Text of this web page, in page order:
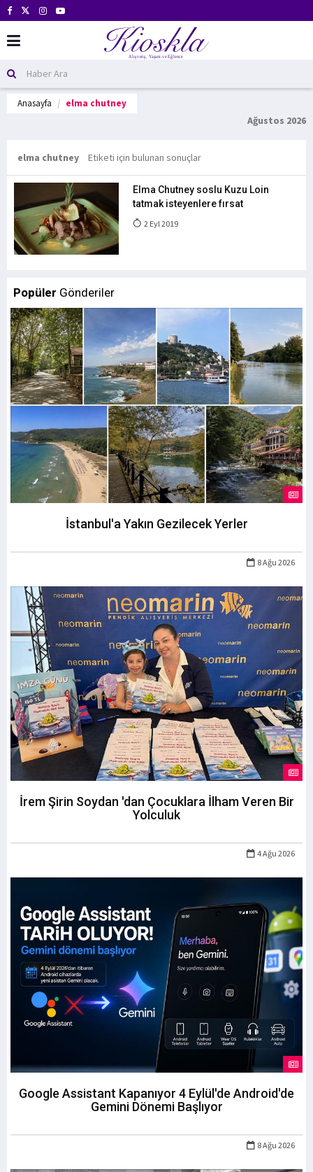
Anasayfa elma chutney
Ağustos 2026
elma chutney Etiketi için bulunan sonuçlar
Elma Chutney soslu Kuzu Loin
tatmak isteyenlere fırsat
2 Eyl 2019
Popüler Gönderiler
İstanbul'a Yakın Gezilecek Yerler
8 Ağu 2026
İrem Şirin Soydan 'dan Çocuklara İlham Veren Bir
Yolculuk
4 Ağu 2026
Google Assistant Kapanıyor 4 Eylül'de Android'de
Gemini Dönemi Başlıyor
8 Ağu 2026